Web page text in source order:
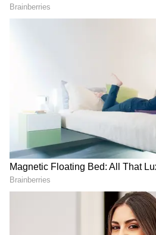
Image Credit :Gemini AI
స్పూన్ మ్యాంగో ఫ్లేవర్ కస్టర్డ్
కస్టర్డ్ పౌడర్ లేకపోతే కార్న్ ఫ్లోర్
మిశ్రమాన్ని ఉండలు లేకుండా
వేసి మరో మూడు నిమిషాలు
తర్వాత స్టవ్ ఆఫ్ చేసి, మిశ్రమాన్ని